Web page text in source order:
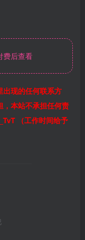
后查看
出现的任何联系方
，本站不承担任何责
（工作时间给予